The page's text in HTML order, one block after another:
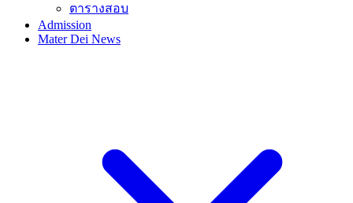
ตารางสอบ
Admission
Mater Dei News